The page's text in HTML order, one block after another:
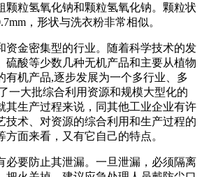
颗粒氢氧化钠和颗粒氢氧化钠。颗粒状
，形状与洗衣粉非常相似。
资金密集型的行业。随着科学技术的发
硫酸等少数几种无机产品和主要从植物
有机产品,逐步发展为一个多行业、多
一大批综合利用资源和规模大型化的
其生产过程来说，同其他工业企业有许
技术、对资源的综合利用和生产过程的
面来看，又有它自己的特点。
必要防止其泄漏。一旦泄漏，必须隔离